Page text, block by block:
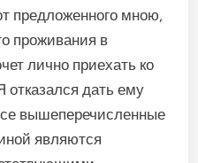
предложенного мною,
проживания в
лично приехать ко
дать ему
вышеперечисленные
являются